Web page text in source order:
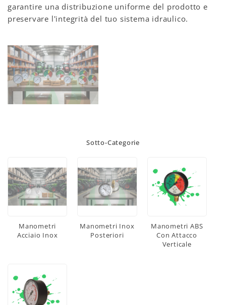
garantire una distribuzione uniforme del prodotto e
preservare l'integrità del tuo sistema idraulico.
Sotto-Categorie
Manometri
Acciaio Inox
Manometri Inox
Posteriori
Manometri ABS
Con Attacco
Verticale